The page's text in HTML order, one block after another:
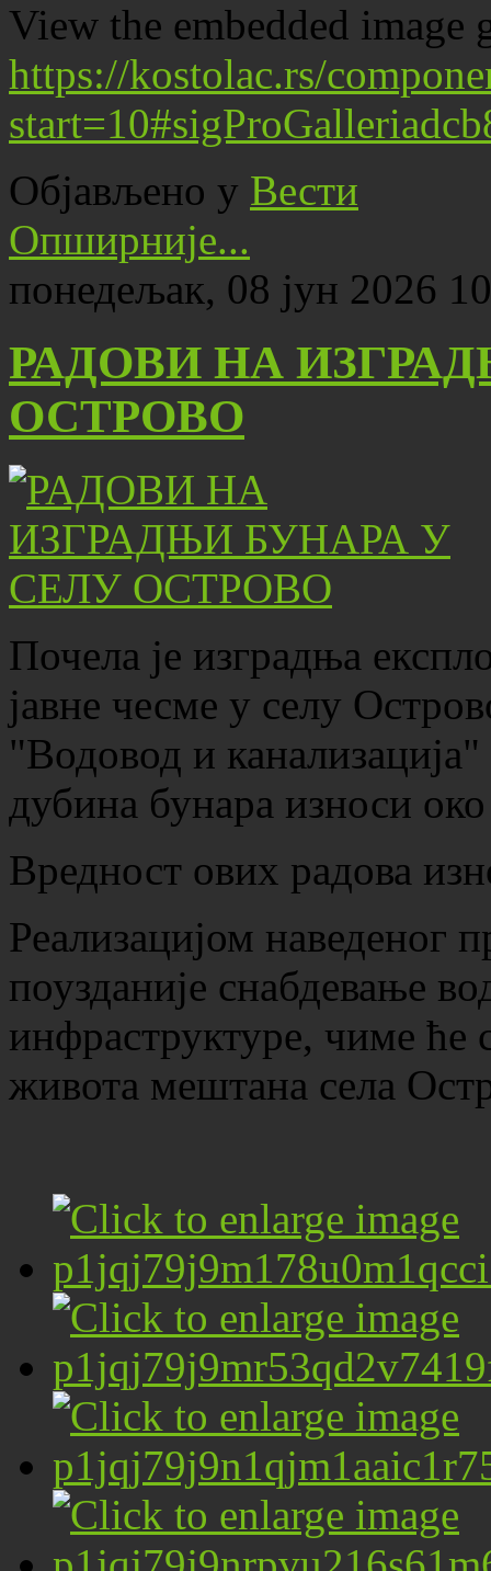
View the embedded image
https://kostolac.rs/
Објављено у Вести
Опширније...
понедељак, 08 јун 2026
РАДОВИ НА
ОСТРОВО
Почела је изградња
јавне чесме у селу
"Водовод и
дубина бунара износи
Вредност ових радова
Реализацијом наведеног
поузданије снабдевање
инфраструктуре, чиме ће
живота мештана села